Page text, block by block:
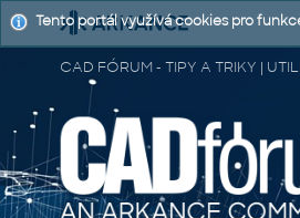
CAD FÓRUM - TIPY A TRIKY |
Tento portál využívá cookies pro